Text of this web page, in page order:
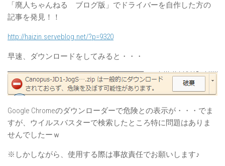
「廃人ちゃんねる ブログ版」でドライバーを自作した方の
記事を発見！！
http://haizin.serveblog.net/?p=9320
早速、ダウンロードをしてみると・・・
Google Chromeのダウンローダーで危険との表示が・・・でま
すが、ウイルスバスターで検索したところ特に問題はありま
せんでしたーｗ
※しかしながら、使用する際は事故責任でお願いします♪